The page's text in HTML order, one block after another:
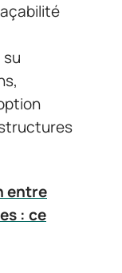
su
structures
entre
: ce